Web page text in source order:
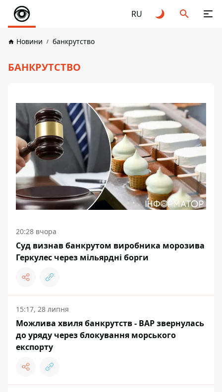
RU
Новини банкрутство
БАНКРУТСТВО
20:28 вчора
Суд визнав банкрутом виробника морозива
Геркулес через мільярдні борги
15:17, 28 липня
Можлива хвиля банкрутств - ВАР звернулась
до уряду через блокування морського
експорту